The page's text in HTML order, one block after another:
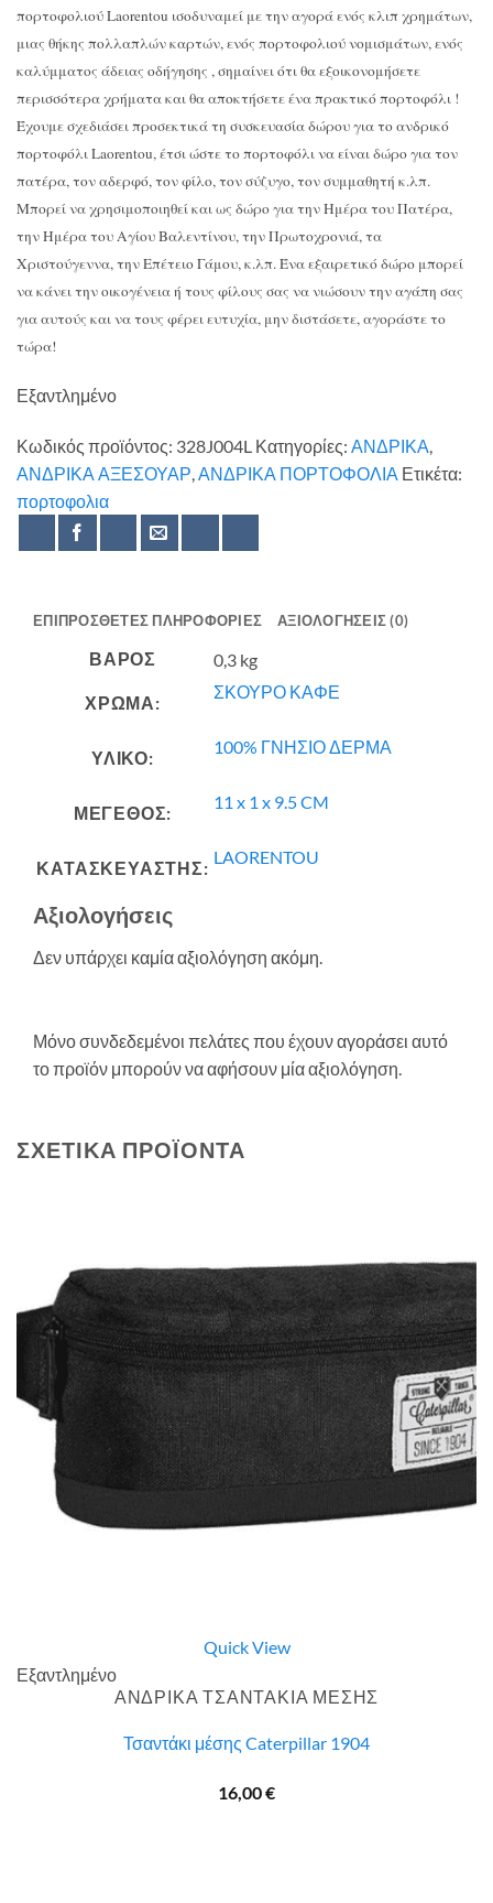
πορτοφολιού Laorentou ισοδυναμεί με την αγορά ενός κλιπ χρημάτων,
μιας θήκης πολλαπλών καρτών, ενός πορτοφολιού νομισμάτων, ενός
καλύμματος άδειας οδήγησης , σημαίνει ότι θα εξοικονομήσετε
περισσότερα χρήματα και θα αποκτήσετε ένα πρακτικό πορτοφόλι !
Έχουμε σχεδιάσει προσεκτικά τη συσκευασία δώρου για το ανδρικό
πορτοφόλι Laorentou, έτσι ώστε το πορτοφόλι να είναι δώρο για τον
πατέρα, τον αδερφό, τον φίλο, τον σύζυγο, τον συμμαθητή κ.λπ.
Μπορεί να χρησιμοποιηθεί και ως δώρο για την Ημέρα του Πατέρα,
την Ημέρα του Αγίου Βαλεντίνου, την Πρωτοχρονιά, τα
Χριστούγεννα, την Επέτειο Γάμου, κ.λπ. Ένα εξαιρετικό δώρο μπορεί
να κάνει την οικογένεια ή τους φίλους σας να νιώσουν την αγάπη σας
για αυτούς και να τους φέρει ευτυχία, μην διστάσετε, αγοράστε το
τώρα!
Εξαντλημένο
Κωδικός προϊόντος: 328J004L Κατηγορίες: ΑΝΔΡΙΚΑ,
ΑΝΔΡΙΚΑ ΑΞΕΣΟΥΑΡ,ΑΝΔΡΙΚΑ ΠΟΡΤΟΦΟΛΙΑ Ετικέτα:
πορτοφολια
ΕΠΙΠΡΌΣΘΕΤΕΣ ΠΛΗΡΟΦΟΡΊΕΣ ΑΞΙΟΛΟΓΉΣΕΙΣ (0)
ΒΆΡΟΣ 0,3 kg
ΧΡΩΜΑ:
ΣΚΟΥΡΟ ΚΑΦΕ
ΥΛΙΚΟ:
100% ΓΝΗΣΙΟ ΔΕΡΜΑ
ΜΕΓΕΘΟΣ:
11 x 1 x 9.5 CM
ΚΑΤΑΣΚΕΥΑΣΤΗΣ:
LAORENTOU
Αξιολογήσεις
Δεν υπάρχει καμία αξιολόγηση ακόμη.
Μόνο συνδεδεμένοι πελάτες που έχουν αγοράσει αυτό
το προϊόν μπορούν να αφήσουν μία αξιολόγηση.
ΣΧΕΤΙΚΆ ΠΡΟΪΌΝΤΑ
Quick View
Εξαντλημένο
ΑΝΔΡΙΚΑ ΤΣΑΝΤΑΚΙΑ ΜΕΣΗΣ
Τσαντάκι μέσης Caterpillar 1904
16,00€